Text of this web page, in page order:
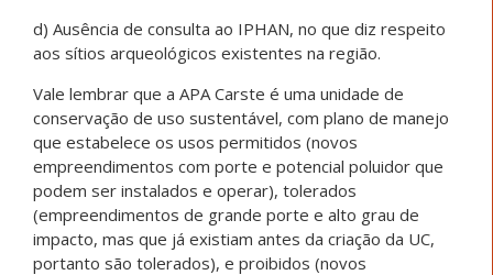
d) Ausência de consulta ao IPHAN, no que diz respeito
aos sítios arqueológicos existentes na região.
Vale lembrar que a APA Carste é uma unidade de
conservação de uso sustentável, com plano de manejo
que estabelece os usos permitidos (novos
empreendimentos com porte e potencial poluidor que
podem ser instalados e operar), tolerados
(empreendimentos de grande porte e alto grau de
impacto, mas que já existiam antes da criação da UC,
portanto são tolerados), e proibidos (novos